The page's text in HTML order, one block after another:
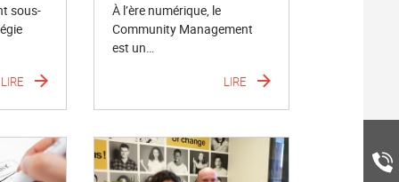
sous-
LIRE
À l’ère numérique, le
Community Management
est un…
LIRE